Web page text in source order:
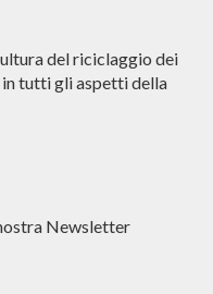
del riciclaggio dei
tutti gli aspetti della
Newsletter